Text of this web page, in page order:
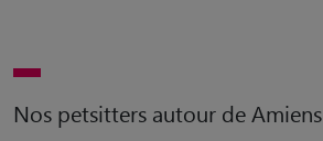
Nos petsitters autour de Amiens